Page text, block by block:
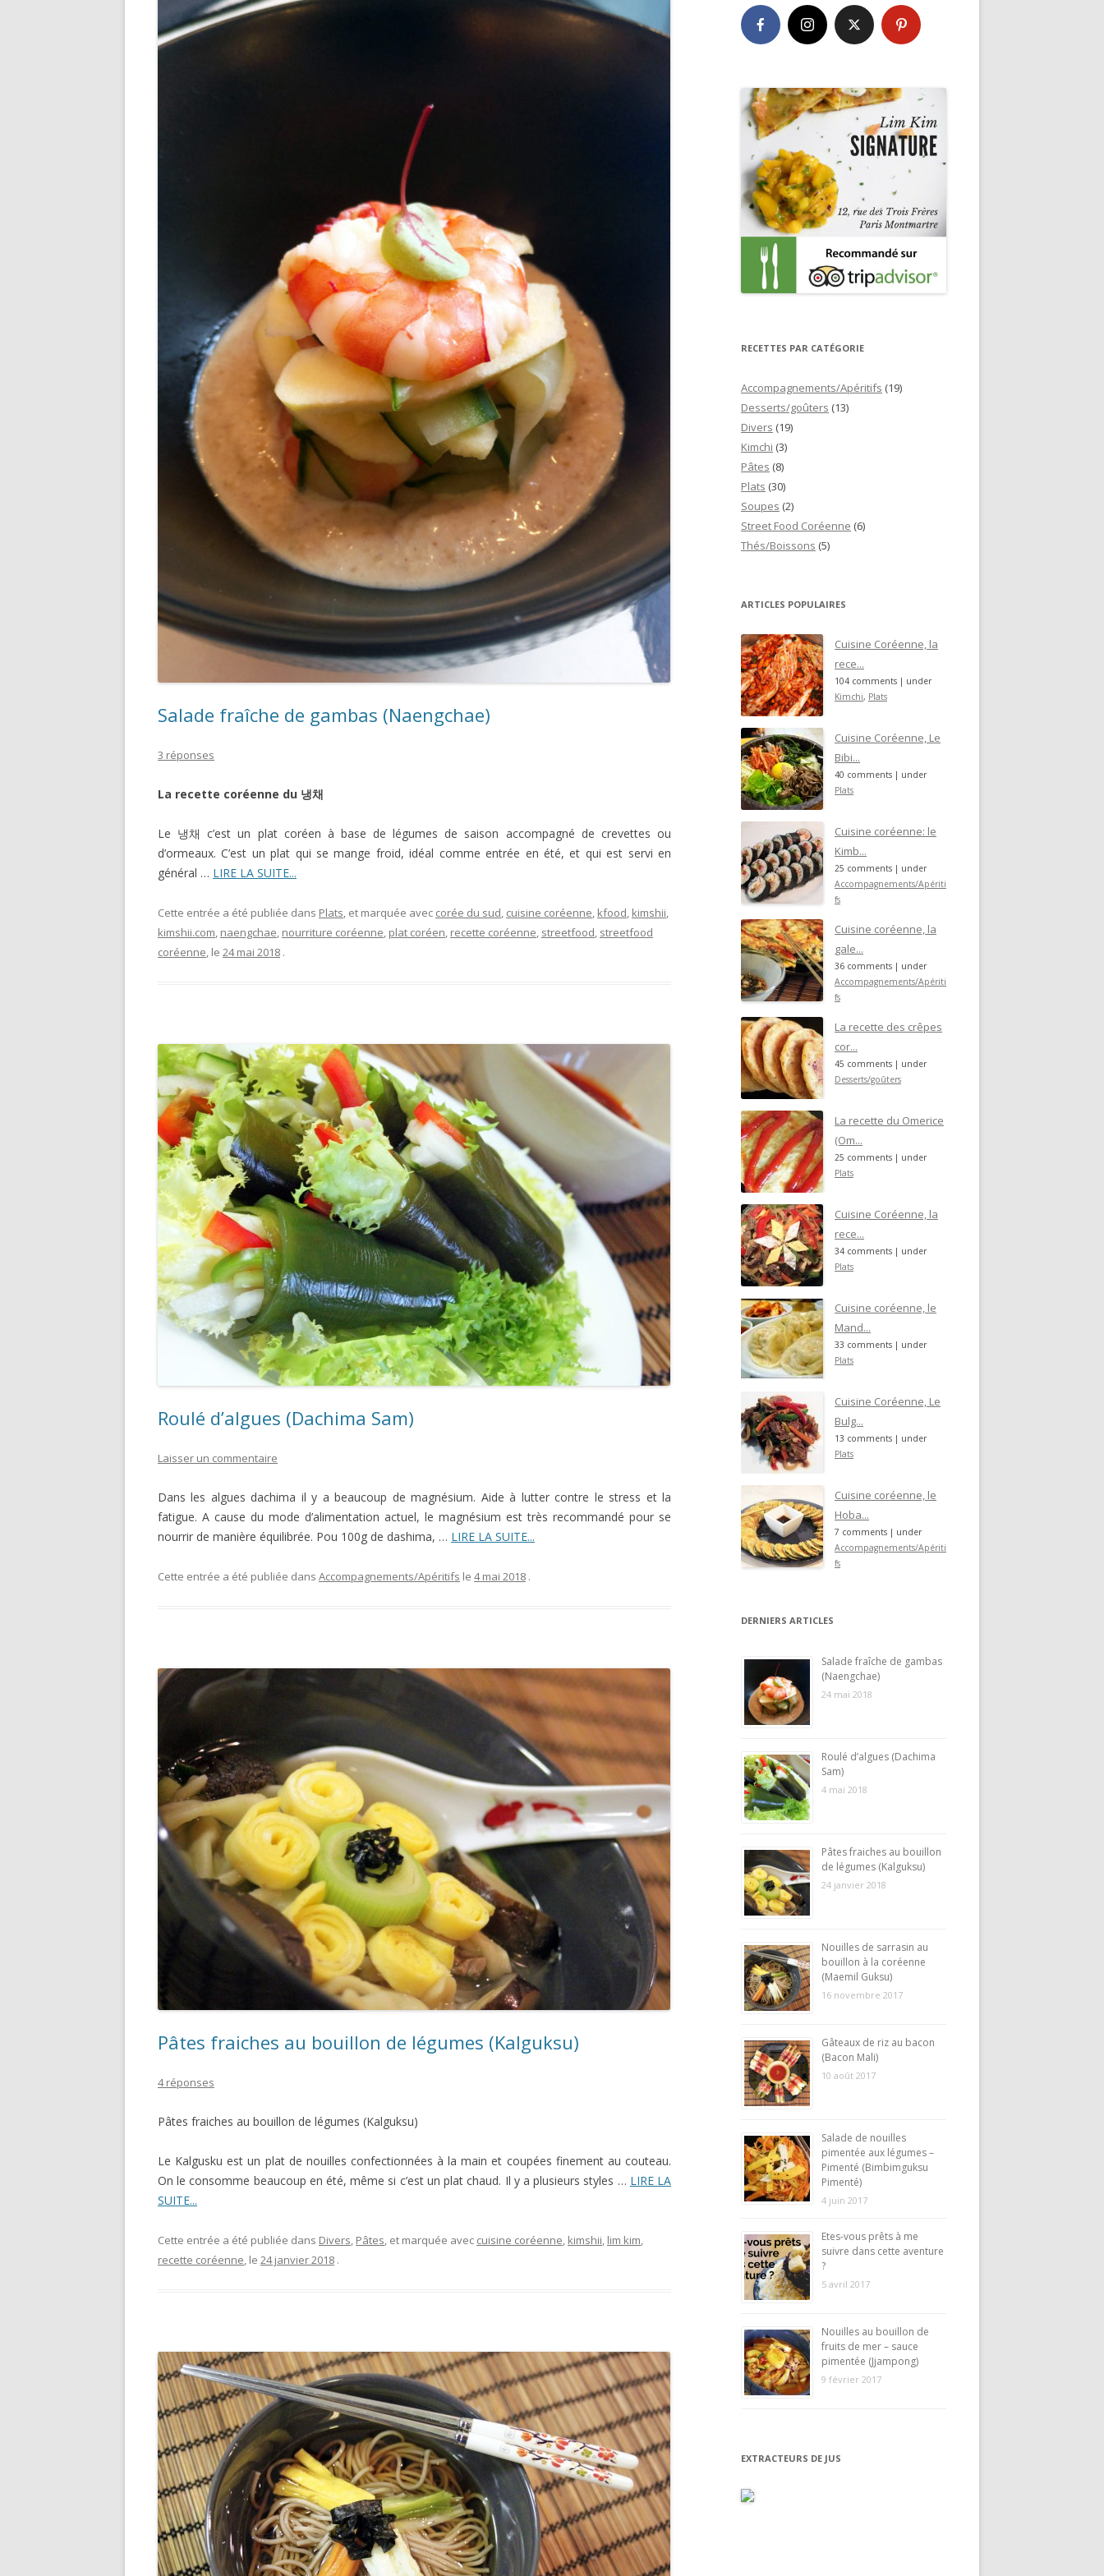
Salade fraîche de gambas (Naengchae)
3 réponses
La recette coréenne du 냉채
Le 냉채 c’est un plat coréen à base de légumes de saison accompagné de crevettes ou
d’ormeaux. C’est un plat qui se mange froid, idéal comme entrée en été, et qui est servi en
général … LIRE LA SUITE...
Cette entrée a été publiée dans Plats, et marquée avec corée du sud, cuisine coréenne, kfood, kimshii,
kimshii.com, naengchae, nourriture coréenne, plat coréen, recette coréenne, streetfood, streetfood
coréenne, le 24 mai 2018 .
Roulé d’algues (Dachima Sam)
Laisser un commentaire
Dans les algues dachima il y a beaucoup de magnésium. Aide à lutter contre le stress et la
fatigue. A cause du mode d’alimentation actuel, le magnésium est très recommandé pour se
nourrir de manière équilibrée. Pou 100g de dashima, … LIRE LA SUITE...
Cette entrée a été publiée dans Accompagnements/Apéritifs le 4 mai 2018 .
Pâtes fraiches au bouillon de légumes (Kalguksu)
4 réponses
Pâtes fraiches au bouillon de légumes (Kalguksu)
Le Kalgusku est un plat de nouilles confectionnées à la main et coupées finement au couteau.
On le consomme beaucoup en été, même si c’est un plat chaud. Il y a plusieurs styles … LIRE LA
SUITE...
Cette entrée a été publiée dans Divers, Pâtes, et marquée avec cuisine coréenne, kimshii, lim kim,
recette coréenne, le 24 janvier 2018 .
RECETTES PAR CATÉGORIE
Accompagnements/Apéritifs (19)
Desserts/goûters (13)
Divers (19)
Kimchi (3)
Pâtes (8)
Plats (30)
Soupes (2)
Street Food Coréenne (6)
Thés/Boissons (5)
ARTICLES POPULAIRES
Cuisine Coréenne, la
rece...
104 comments | under
Kimchi, Plats
Cuisine Coréenne, Le
Bibi...
40 comments | under
Plats
Cuisine coréenne: le
Kimb...
25 comments | under
Accompagnements/Apériti
fs
Cuisine coréenne, la
gale...
36 comments | under
Accompagnements/Apériti
fs
La recette des crêpes
cor...
45 comments | under
Desserts/goûters
La recette du Omerice
(Om...
25 comments | under
Plats
Cuisine Coréenne, la
rece...
34 comments | under
Plats
Cuisine coréenne, le
Mand...
33 comments | under
Plats
Cuisine Coréenne, Le
Bulg...
13 comments | under
Plats
Cuisine coréenne, le
Hoba...
7 comments | under
Accompagnements/Apériti
fs
DERNIERS ARTICLES
Salade fraîche de gambas
(Naengchae)
24 mai 2018
Roulé d’algues (Dachima
Sam)
4 mai 2018
Pâtes fraiches au bouillon
de légumes (Kalguksu)
24 janvier 2018
Nouilles de sarrasin au
bouillon à la coréenne
(Maemil Guksu)
16 novembre 2017
Gâteaux de riz au bacon
(Bacon Mali)
10 août 2017
Salade de nouilles
pimentée aux légumes –
Pimenté (Bimbimguksu
Pimenté)
4 juin 2017
Etes-vous prêts à me
suivre dans cette aventure
?
5 avril 2017
Nouilles au bouillon de
fruits de mer – sauce
pimentée (Jjampong)
9 février 2017
EXTRACTEURS DE JUS